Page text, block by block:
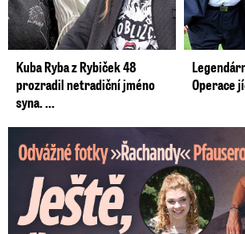
Kuba Ryba z Rybiček 48
prozradil netradiční jméno
syna. ...
Operace
Odvážné fotky Denisy Pfauserové: Ještě,